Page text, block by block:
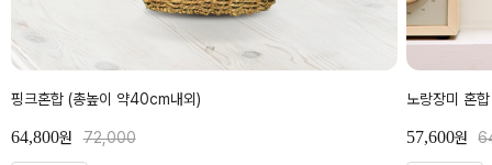
핑크혼합 (총높이 약40cm내외)
64,800원 72,000
노랑장미 혼
57,600원